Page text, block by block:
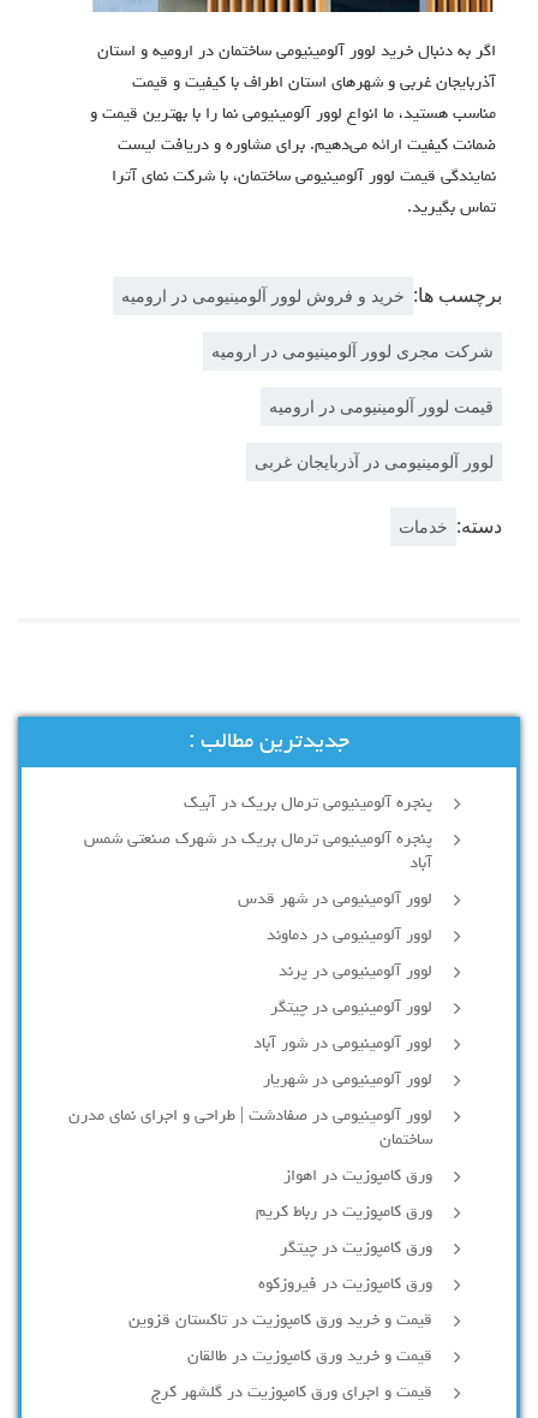
اگر به دنبال خرید لوور آلومینیومی ساختمان در ارومیه و استان
آذربایجان غربی و شهرهای استان اطراف با کیفیت و قیمت
مناسب هستید، ما انواع لوور آلومینیومی نما را با بهترین قیمت و
ضمانت کیفیت ارائه می‌دهیم. برای مشاوره و دریافت لیست
نمایندگی قیمت لوور آلومینیومی ساختمان، با شركت نماي آترا
تماس بگیرید.
برچسب ها: خرید و فروش لوور آلومینیومی در ارومیه
شرکت مجری لوور آلومینیومی در ارومیه
قیمت لوور آلومینیومی در ارومیه
لوور آلومینیومی در آذربایجان غربی
دسته: خدمات
جدیدترین مطالب :
پنجره آلومینیومی ترمال بریک در آبیک
پنجره آلومینیومی ترمال بریک در شهرک صنعتی شمس
آباد
لوور آلومینیومی در شهر قدس
لوور آلومینیومی در دماوند
لوور آلومینیومی در پرند
لوور آلومینیومی در چیتگر
لوور آلومینیومی در شور آباد
لوور آلومينيومي در شهريار
لوور آلومینیومی در صفادشت | طراحی و اجرای نمای مدرن
ساختمان
ورق کامپوزیت در اهواز
ورق کامپوزیت در رباط کریم
ورق کامپوزیت در چیتگر
ورق کامپوزیت در فیروزکوه
قیمت و خرید ورق کامپوزیت در تاکستان قزوین
قیمت و خرید ورق کامپوزیت در طالقان
قیمت و اجرای ورق کامپوزیت در گلشهر کرج